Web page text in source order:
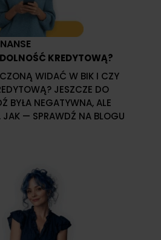
KREDYTOWĄ?
WIDAĆ W BIK I CZY
JESZCZE DO
BYŁA NEGATYWNA, ALE
JAK — SPRAWDŹ NA BLOGU